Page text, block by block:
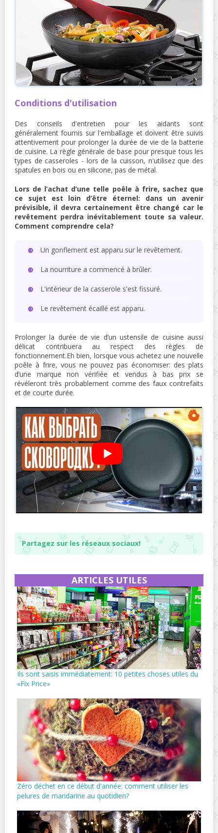
Conditions d'utilisation
Des conseils d'entretien pour les aidants sont
généralement fournis sur l'emballage et doivent être suivis
attentivement pour prolonger la durée de vie de la batterie
de cuisine. La règle générale de base pour presque tous les
types de casseroles - lors de la cuisson, n'utilisez que des
spatules en bois ou en silicone, pas de métal.
Lors de l’achat d’une telle poêle à frire, sachez que
ce sujet est loin d’être éternel: dans un avenir
prévisible, il devra certainement être changé car le
revêtement perdra inévitablement toute sa valeur.
Comment comprendre cela?
Un gonflement est apparu sur le revêtement.
La nourriture a commencé à brûler.
L'intérieur de la casserole s'est fissuré.
Le revêtement écaillé est apparu.
Prolonger la durée de vie d’un ustensile de cuisine aussi
délicat contribuera au respect des règles de
fonctionnement.Eh bien, lorsque vous achetez une nouvelle
poêle à frire, vous ne pouvez pas économiser: des plats
d’une marque non vérifiée et vendus à bas prix se
révéleront très probablement comme des faux contrefaits
et de courte durée.
Partagez sur les réseaux sociaux!
ARTICLES UTILES
Ils sont saisis immédiatement: 10 petites choses utiles du
«Fix Price»
Zéro déchet en ce début d'année: comment utiliser les
pelures de mandarine au quotidien?